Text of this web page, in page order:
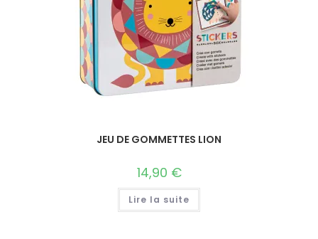
JEU DE GOMMETTES LION
14,90 €
Lire la suite